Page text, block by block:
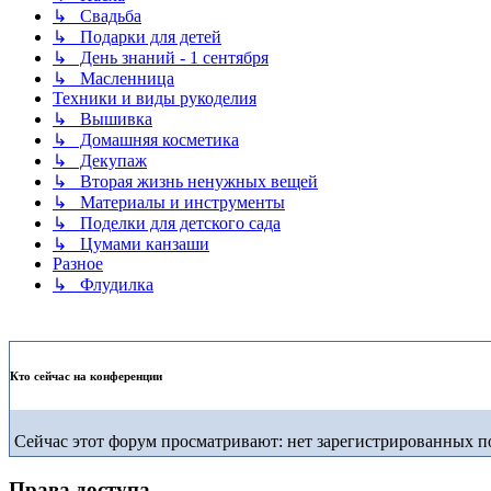
↳ Свадьба
↳ Подарки для детей
↳ День знаний - 1 сентября
↳ Масленница
Техники и виды рукоделия
↳ Вышивка
↳ Домашняя косметика
↳ Декупаж
↳ Вторая жизнь ненужных вещей
↳ Материалы и инструменты
↳ Поделки для детского сада
↳ Цумами канзаши
Разное
↳ Флудилка
Кто сейчас на конференции
Сейчас этот форум просматривают: нет зарегистрированных